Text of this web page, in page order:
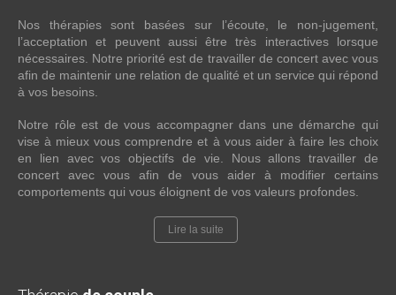
Nos thérapies sont basées sur l’écoute, le non-jugement,
l’acceptation et peuvent aussi être très interactives lorsque
nécessaires. Notre priorité est de travailler de concert avec vous
afin de maintenir une relation de qualité et un service qui répond
à vos besoins.
Notre rôle est de vous accompagner dans une démarche qui
vise à mieux vous comprendre et à vous aider à faire les choix
en lien avec vos objectifs de vie. Nous allons travailler de
concert avec vous afin de vous aider à modifier certains
comportements qui vous éloignent de vos valeurs profondes.
Lire la suite